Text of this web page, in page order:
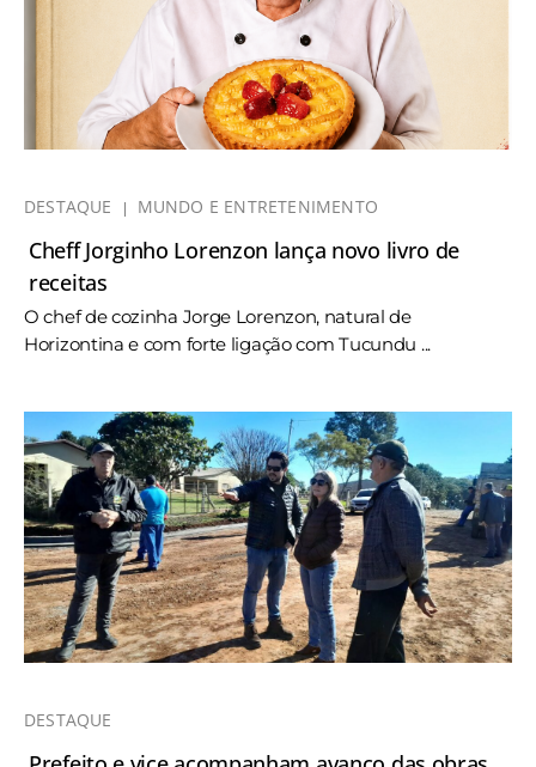
DESTAQUE MUNDO E ENTRETENIMENTO
Cheff Jorginho Lorenzon lança novo livro de
receitas
O chef de cozinha Jorge Lorenzon, natural de
Horizontina e com forte ligação com Tucundu ...
DESTAQUE